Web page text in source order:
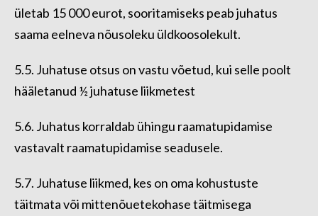
ületab 15 000 eurot, sooritamiseks peab juhatus
saama eelneva nõusoleku üldkoosolekult.
5.5. Juhatuse otsus on vastu võetud, kui selle poolt
hääletanud ½ juhatuse liikmetest
5.6. Juhatus korraldab ühingu raamatupidamise
vastavalt raamatupidamise seadusele.
5.7. Juhatuse liikmed, kes on oma kohustuste
täitmata või mittenõuetekohase täitmisega